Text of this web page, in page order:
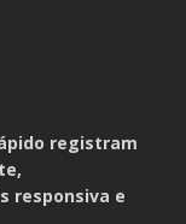
registram
responsiva e